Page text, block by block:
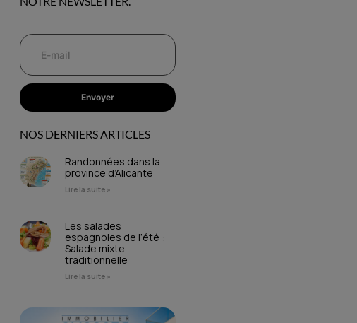
Envoyer
NOS DERNIERS ARTICLES
Randonnées dans la
province d’Alicante
Lire la suite »
Les salades
espagnoles de l’été :
Salade mixte
traditionnelle
Lire la suite »